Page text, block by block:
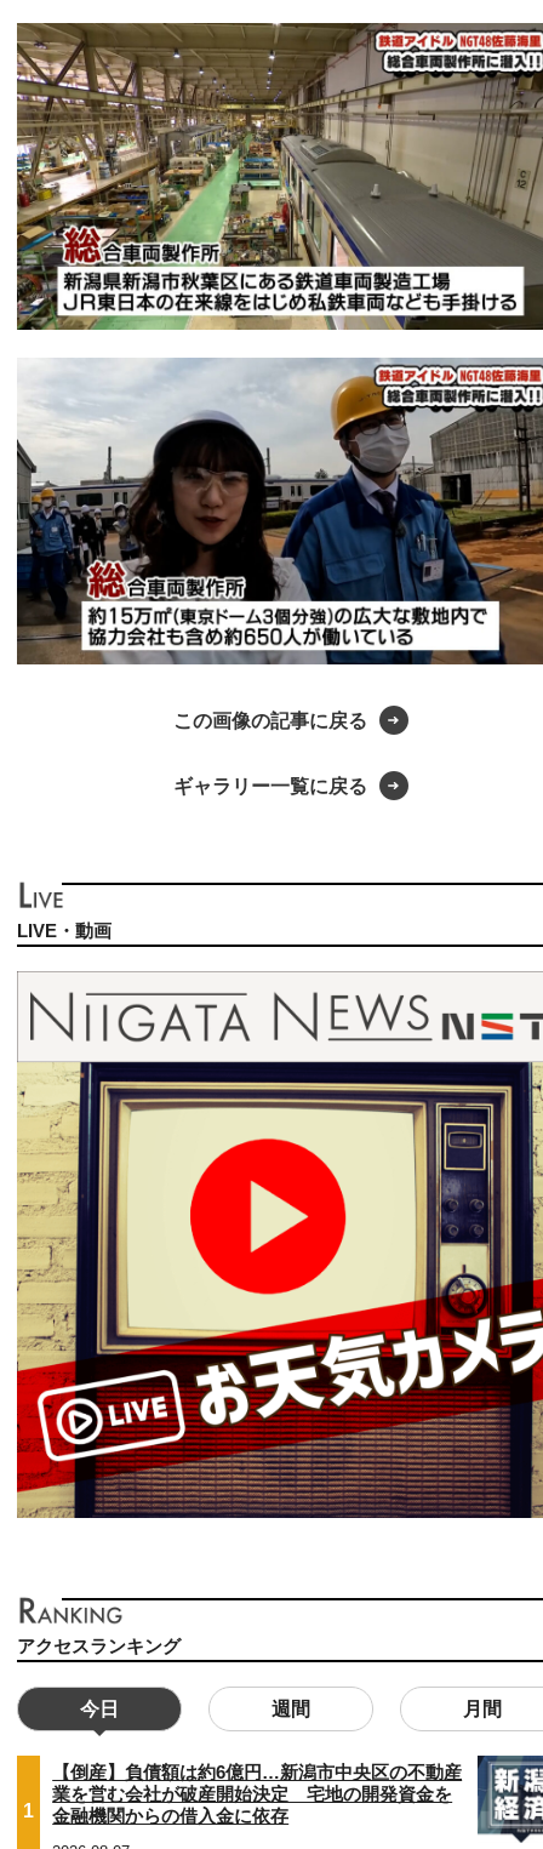
この画像の記事に戻る
ギャラリー一覧に戻る
LIVE・動画
アクセスランキング
今日 週間 月間
1
【倒産】負債額は約6億円…新潟市中央区の不動産
業を営む会社が破産開始決定 宅地の開発資金を
金融機関からの借入金に依存